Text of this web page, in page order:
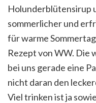
Holunderblütensirup
sommerlicher und
für warme
Rezept von WW. Die
bei uns gerade eine
nicht daran den
Viel trinken ist ja